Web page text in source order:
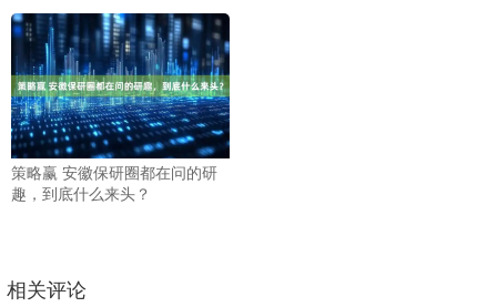
策略赢 安徽保研圈都在问的研
趣，到底什么来头？
相关评论